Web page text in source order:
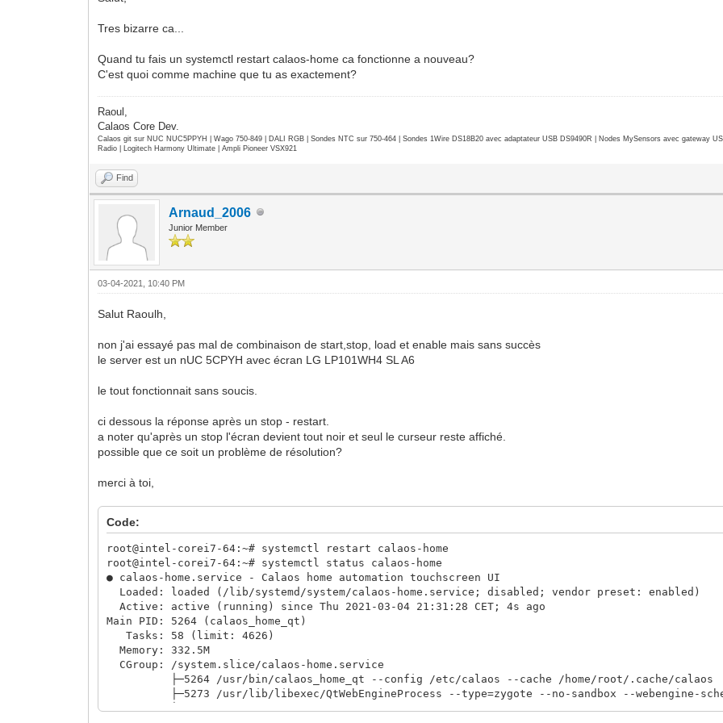
Tres bizarre ca...
Quand tu fais un systemctl restart calaos-home ca fonctionne a nouveau?
C'est quoi comme machine que tu as exactement?
Raoul,
Calaos Core Dev.
Calaos git sur NUC NUC5PPYH | Wago 750-849 | DALI RGB | Sondes NTC sur 750-464 | Sondes 1Wire DS18B20 avec adaptateur USB DS9490R | Nodes MySensors avec gateway
Radio | Logitech Harmony Ultimate | Ampli Pioneer VSX921
Find
Arnaud_2006
Junior Member
03-04-2021, 10:40 PM
Salut Raoulh,
non j'ai essayé pas mal de combinaison de start,stop, load et enable mais sans succès
le server est un nUC 5CPYH avec écran LG LP101WH4 SL A6
le tout fonctionnait sans soucis.
ci dessous la réponse après un stop - restart.
a noter qu'après un stop l'écran devient tout noir et seul le curseur reste affiché.
possible que ce soit un problème de résolution?
merci à toi,
Code:
root@intel-corei7-64:~# systemctl restart calaos-home
root@intel-corei7-64:~# systemctl status calaos-home
● calaos-home.service - Calaos home automation touchscreen UI
Loaded: loaded (/lib/systemd/system/calaos-home.service; disabled; vendor preset: enabled)
Active: active (running) since Thu 2021-03-04 21:31:28 CET; 4s ago
Main PID: 5264 (calaos_home_qt)
Tasks: 58 (limit: 4626)
Memory: 332.5M
CGroup: /system.slice/calaos-home.service
├─5264 /usr/bin/calaos_home_qt --config /etc/calaos --cache /home/root/.cache/calaos
├─5273 /usr/lib/libexec/QtWebEngineProcess --type=zygote --no-sandbox --webengine-